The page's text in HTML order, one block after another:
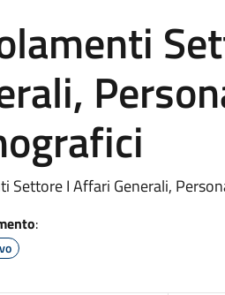
Settore I Affari Generali,
: